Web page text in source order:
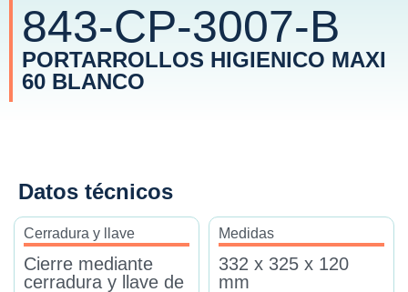
843-CP-3007-B
PORTARROLLOS HIGIENICO MAXI
60 BLANCO
Datos técnicos
Cerradura y llave
Cierre mediante
cerradura y llave de
Medidas
332 x 325 x 120
mm